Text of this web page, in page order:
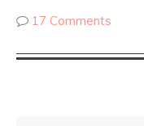
17 Comments